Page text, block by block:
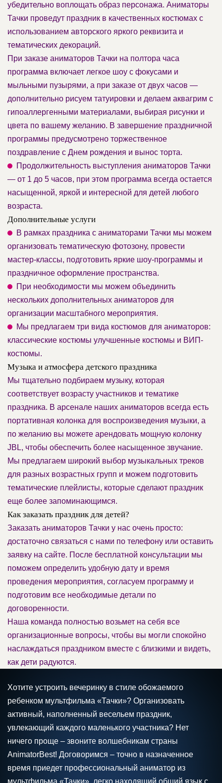
убедительно воплощать образ персонажа. Аниматоры
Тачки проведут праздник в качественных костюмах с
использованием авторского яркого реквизита и
тематических декораций.
При заказе аниматоров Тачки на полтора часа
программа включает легкое шоу с фокусами и
мыльными пузырями, а при заказе от двух часов —
дополнительно рисуем татуировки и делаем аквагрим с
гипоаллергенными материалами, выбирая рисунки и
цвета по вашему желанию. В завершение праздничной
программы предусмотрено торжественное
поздравление с Днем рождения и вынос торта.
Продолжительность выступления аниматоров Тачки
— от 1 до 5 часов, при этом программа всегда остается
насыщенной, яркой и интересной для детей любого
возраста.
Дополнительные услуги
В рамках праздника с аниматорами Тачки мы можем
организовать тематическую фотозону, провести
мастер-классы, подготовить яркие шоу-программы и
праздничное оформление пространства.
При необходимости мы можем объединить
нескольких дополнительных аниматоров для
организации масштабного мероприятия.
Мы предлагаем три вида костюмов для аниматоров:
классические костюмы улучшенные костюмы и ВИП-
костюмы.
Музыка и атмосфера детского праздника
Мы тщательно подбираем музыку, которая
соответствует возрасту участников и тематике
праздника. В арсенале наших аниматоров всегда есть
портативная колонка для воспроизведения музыки, а
по желанию вы можете арендовать мощную колонку
JBL, чтобы обеспечить более насыщенное звучание.
Мы предлагаем широкий выбор музыкальных треков
для разных возрастных групп и можем подготовить
тематические плейлисты, которые сделают праздник
еще более запоминающимся.
Как заказать праздник для детей?
Заказать аниматоров Тачки у нас очень просто:
достаточно связаться с нами по телефону или оставить
заявку на сайте. После бесплатной консультации мы
поможем определить удобную дату и время
проведения мероприятия, согласуем программу и
подготовим все необходимые детали по
договоренности.
Наша команда полностью возьмет на себя все
организационные вопросы, чтобы вы могли спокойно
наслаждаться праздником вместе с близкими и видеть,
как дети радуются.
Хотите устроить вечеринку в стиле обожаемого
ребенком мультфильма «Тачки»? Организовать
активный, наполненный весельем праздник,
увлекающий каждого маленького участника? Нет
ничего проще – звоните волшебникам страны
AnimatorBest! Договоримся – точно в назначенное
время приедет профессиональный аниматор из
мультфильма «Тачки», легко находящий общий язык с